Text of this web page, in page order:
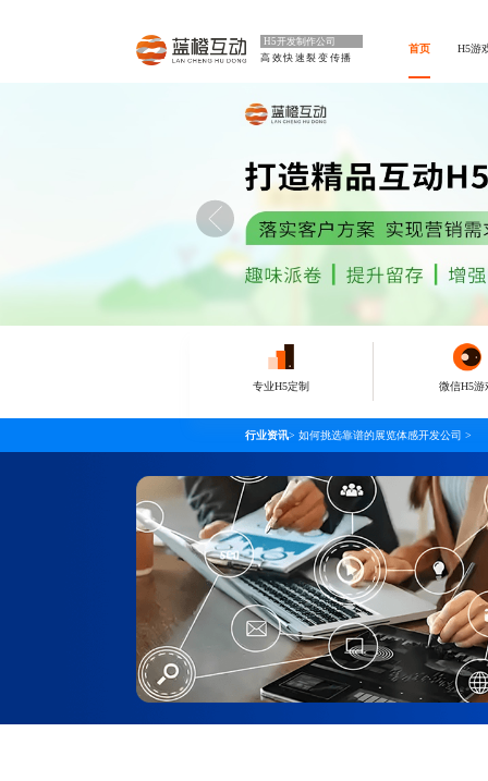
H5开发制作公司
高效快速裂变传播
首页 H5游
专业H5定制 微信H5游
行业资讯> 如何挑选靠谱的展览体感开发公司 >